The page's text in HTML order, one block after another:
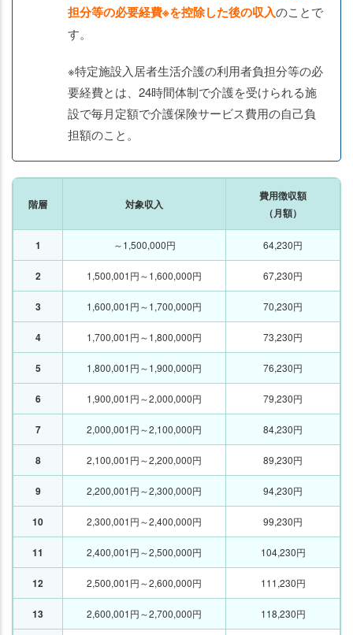
担分等の必要経費※を控除した後の収入のことで
す。
※特定施設入居者生活介護の利用者負担分等の必
要経費とは、24時間体制で介護を受けられる施
設で毎月定額で介護保険サービス費用の自己負
担額のこと。
階層 対象収入
費用徴収額
（月額）
1 ～1,500,000円 64,230円
2 1,500,001円～1,600,000円 67,230円
3 1,600,001円～1,700,000円 70,230円
4 1,700,001円～1,800,000円 73,230円
5 1,800,001円～1,900,000円 76,230円
6 1,900,001円～2,000,000円 79,230円
7 2,000,001円～2,100,000円 84,230円
8 2,100,001円～2,200,000円 89,230円
9 2,200,001円～2,300,000円 94,230円
10 2,300,001円～2,400,000円 99,230円
11 2,400,001円～2,500,000円 104,230円
12 2,500,001円～2,600,000円 111,230円
13 2,600,001円～2,700,000円 118,230円